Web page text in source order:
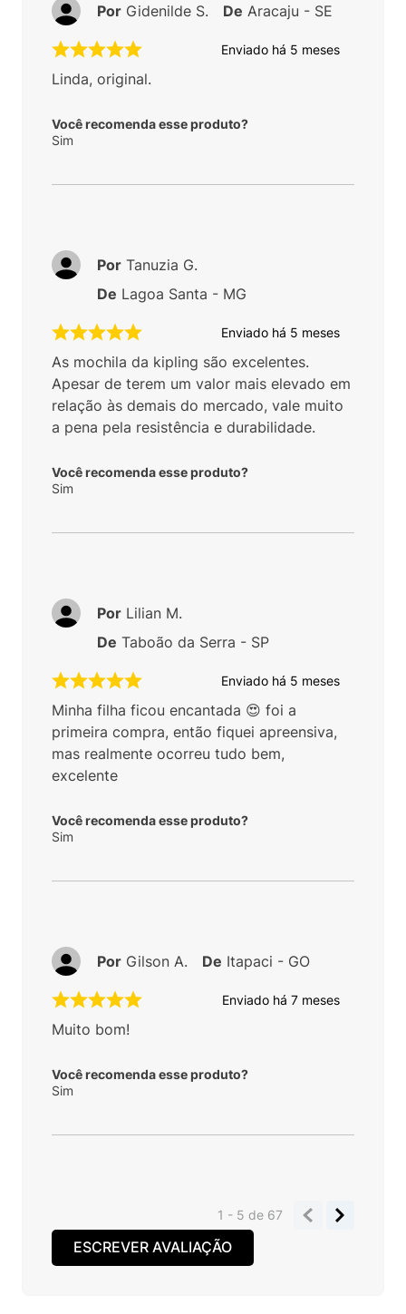
Enviado há 5 meses
Linda, original.
Você recomenda esse produto?
Sim
Por Gidenilde S. De Aracaju - SE
Enviado há 5 meses
As mochila da kipling são excelentes.
Apesar de terem um valor mais elevado em
relação às demais do mercado, vale muito
a pena pela resistência e durabilidade.
Você recomenda esse produto?
Sim
Por Tanuzia G.
De Lagoa Santa - MG
Enviado há 5 meses
Minha filha ficou encantada 😍 foi a
primeira compra, então fiquei apreensiva,
mas realmente ocorreu tudo bem,
excelente
Você recomenda esse produto?
Sim
Por Lilian M.
De Taboão da Serra - SP
Enviado há 7 meses
Muito bom!
Você recomenda esse produto?
Sim
Por Gilson A. De Itapaci - GO
1 - 5de 67
ESCREVER AVALIAÇÃO